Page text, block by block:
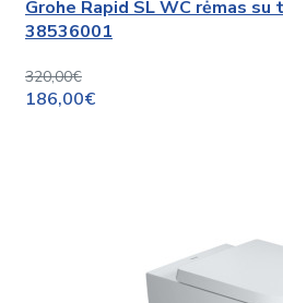
Grohe Rapid SL WC rėmas
38536001
320,00€
186,00€